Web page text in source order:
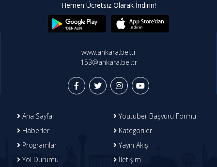
Hemen Ücretsiz Olarak İndirin!
www.ankara.bel.tr
153@ankara.bel.tr
Ana Sayfa
Youtuber Başvuru Formu
Haberler
Kategoriler
Programlar
Yayın Akışı
Yol Durumu
İletişim